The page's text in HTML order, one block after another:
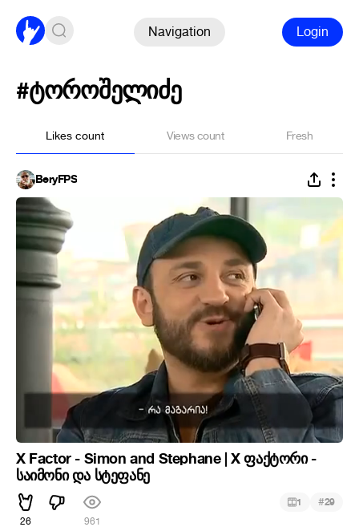
Navigation Login
#ტოროშელიძე
Likes count Views count Fresh
BeryFPS
X Factor - Simon and Stephane | X ფაქტორი -
საიმონი და სტეფანე
26 961
1 #29